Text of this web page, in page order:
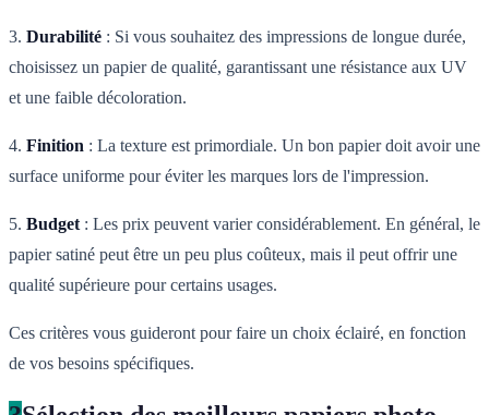
3. Durabilité : Si vous souhaitez des impressions de longue durée,
choisissez un papier de qualité, garantissant une résistance aux UV
et une faible décoloration.
4. Finition : La texture est primordiale. Un bon papier doit avoir une
surface uniforme pour éviter les marques lors de l'impression.
5. Budget : Les prix peuvent varier considérablement. En général, le
papier satiné peut être un peu plus coûteux, mais il peut offrir une
qualité supérieure pour certains usages.
Ces critères vous guideront pour faire un choix éclairé, en fonction
de vos besoins spécifiques.